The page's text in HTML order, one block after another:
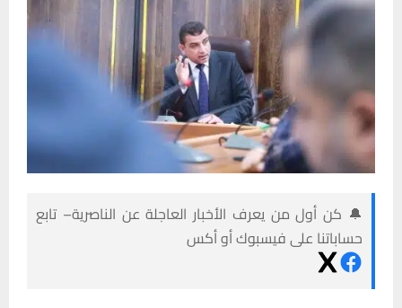
🔔 كن أول من يعرف الأخبار العاجلة عن الناصرية– تابع
حساباتنا على فيسبوك أو أكس